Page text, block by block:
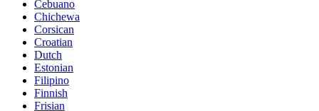
Cebuano
Chichewa
Corsican
Croatian
Dutch
Estonian
Filipino
Finnish
Frisian